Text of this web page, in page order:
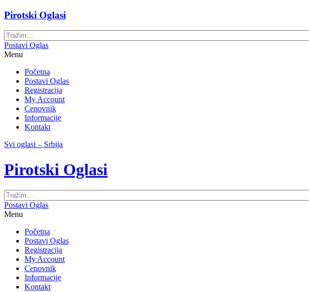
Pirotski Oglasi
Postavi Oglas
Menu
Početna
Postavi Oglas
Registracija
My Account
Cenovnik
Informacije
Kontakt
Svi oglasi – Srbija
Pirotski Oglasi
Postavi Oglas
Menu
Početna
Postavi Oglas
Registracija
My Account
Cenovnik
Informacije
Kontakt